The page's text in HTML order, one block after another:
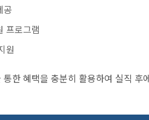
공
프로그램
원
통한 혜택을 충분히 활용하여 실직 후